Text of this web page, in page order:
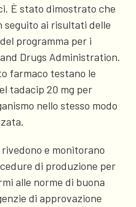
È stato dimostrato che
seguito ai risultati delle
programma per i
Drugs Administration.
farmaco testano le
tadacip 20 mg per
nello stesso modo
e monitorano
di produzione per
alle norme di buona
di approvazione